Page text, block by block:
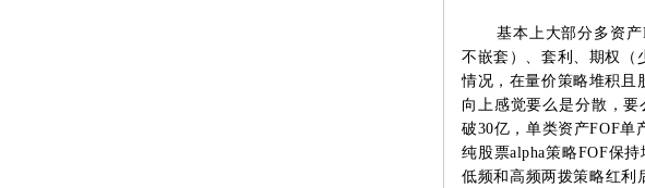
基本上大部分多资
不嵌套）、套利、期权（
情况，在量价策略堆积且
向上感觉要么是分散，要
破30亿，单类资产FOF单
纯股票alpha策略FOF保
低频和高频两拨策略红利